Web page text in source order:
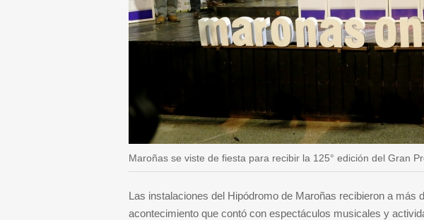
Maroñas se viste de fiesta para recibir la 125° edición del Gran
Las instalaciones del Hipódromo de Maroñas recibieron a más
acontecimiento que contó con espectáculos musicales y